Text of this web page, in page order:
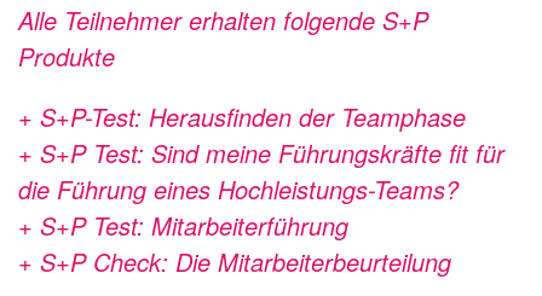
Alle Teilnehmer erhalten folgende S+P
Produkte
+ S+P-Test: Herausfinden der Teamphase
+ S+P Test: Sind meine Führungskräfte fit für
die Führung eines Hochleistungs-Teams?
+ S+P Test: Mitarbeiterführung
+ S+P Check: Die Mitarbeiterbeurteilung